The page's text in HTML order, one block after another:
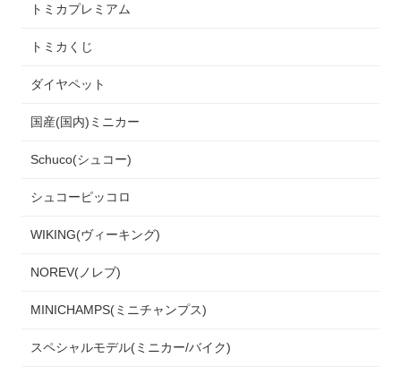
トミカプレミアム
トミカくじ
ダイヤペット
国産(国内)ミニカー
Schuco(シュコー)
シュコーピッコロ
WIKING(ヴィーキング)
NOREV(ノレブ)
MINICHAMPS(ミニチャンプス)
スペシャルモデル(ミニカー/バイク)